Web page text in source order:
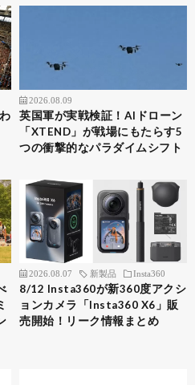
2026.08.09
英国軍が実戦検証！AIドローン
「XTEND」が戦場にもたらす5
つの衝撃的なパラダイムシフト
2026.08.07 新製品 Insta360
8/12 Insta360が新360度アクシ
ョンカメラ「Insta360 X6」販
売開始！リーク情報まとめ